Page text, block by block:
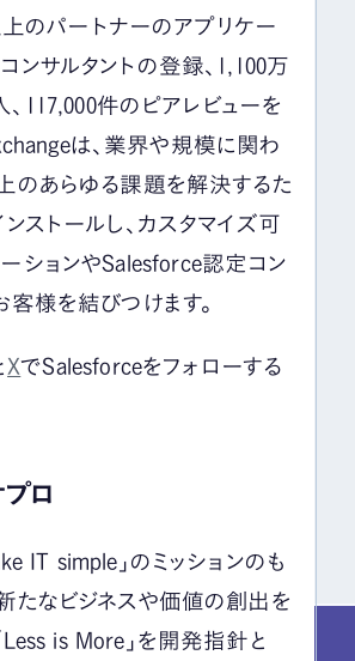
上のパートナーのアプリケー
ンサルタントの登録、1,100万
117,000件のピアレビューを
は、業界や規模に関わ
のあらゆる課題を解決するた
ンストールし、カスタマイズ可
ションやSalesforce認定コン
客様を結びつけます。
XでSalesforceをフォローする
ロ
IT simple」のミッションのも
たなビジネスや価値の創出を
Less is More」を開発指針と